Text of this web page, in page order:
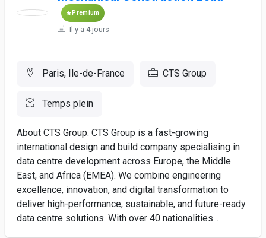
Premium
Il y a 4 jours
Paris, Ile-de-France CTS Group
Temps plein
About CTS Group: CTS Group is a fast-growing
international design and build company specialising in
data centre development across Europe, the Middle
East, and Africa (EMEA). We combine engineering
excellence, innovation, and digital transformation to
deliver high-performance, sustainable, and future-ready
data centre solutions. With over 40 nationalities...